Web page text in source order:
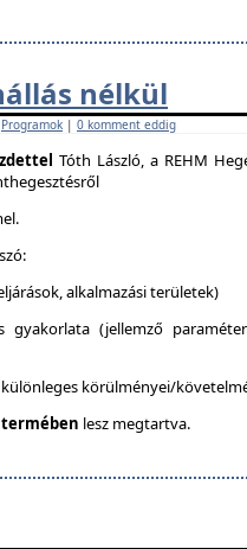
nélkül
Programok | 0 komment eddig
Tóth László, a REHM
alkalmazási területek)
(jellemző
körülményei/
lesz megtartva.